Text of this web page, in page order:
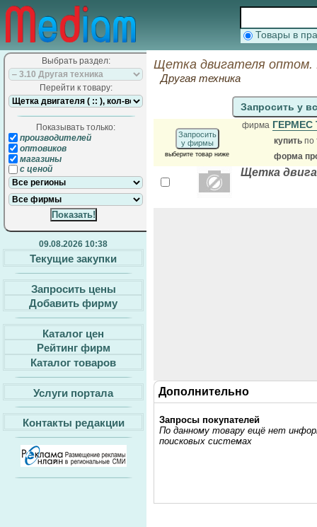
Товары в
Выбрать раздел:
Перейти к товару:
Показывать только:
производителей
оптовиков
магазины
с ценой
09.08.2026 10:38
Текущие закупки
Запросить цены
Добавить фирму
Каталог цен
Рейтинг фирм
Каталог товаров
Услуги портала
Контакты редакции
Щетка двигателя оптом.
Другая техника
Запросить у
Запросить
у фирмы
выберите товар ниже
фирма
купить по
форма
Щетка
Дополнительно
Запросы покупателей
По данному товару ещё нет
поисковых системах